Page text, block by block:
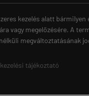
kezelés alatt
vagy megelőzésére. A
megváltoztatásának
tájékoztató